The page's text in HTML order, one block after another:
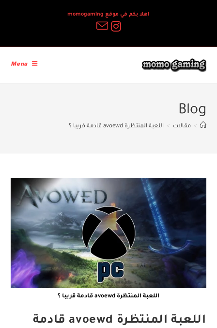
اهلا بكم في موقع momogaming
Menu
Blog
> مقالات > اللعبة المنتظرة avoewd قادمة قريبا ؟
اللعبة المنتظرة avoewd قادمة قريبا ؟
اللعبة المنتظرة avoewd قادمة